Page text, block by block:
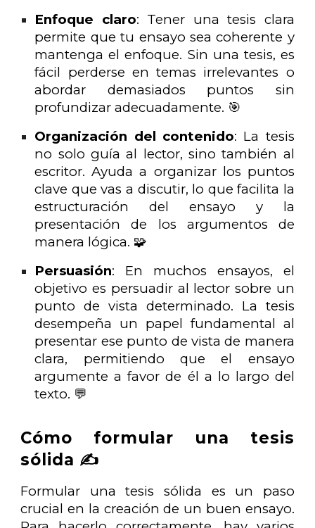
Enfoque claro: Tener una tesis clara
permite que tu ensayo sea coherente y
mantenga el enfoque. Sin una tesis, es
fácil perderse en temas irrelevantes o
abordar demasiados puntos sin
profundizar adecuadamente. 🎯
Organización del contenido: La tesis
no solo guía al lector, sino también al
escritor. Ayuda a organizar los puntos
clave que vas a discutir, lo que facilita la
estructuración del ensayo y la
presentación de los argumentos de
manera lógica. 🧩
Persuasión: En muchos ensayos, el
objetivo es persuadir al lector sobre un
punto de vista determinado. La tesis
desempeña un papel fundamental al
presentar ese punto de vista de manera
clara, permitiendo que el ensayo
argumente a favor de él a lo largo del
texto. 💬
Cómo formular una tesis
sólida ✍️
Formular una tesis sólida es un paso
crucial en la creación de un buen ensayo.